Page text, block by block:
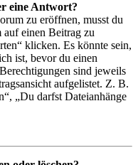
eine Antwort?
zu eröffnen, musst du
einen Beitrag zu
klicken. Es könnte sein,
ist, bevor du einen
sind jeweils
aufgelistet. Z. B.
„Du darfst Dateianhänge